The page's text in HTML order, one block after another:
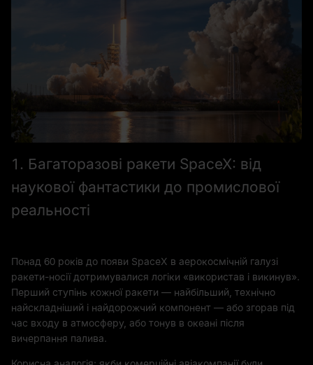
1. Багаторазові ракети SpaceX: від
наукової фантастики до промислової
реальності
Понад 60 років до появи SpaceX в аерокосмічній галузі
ракети-носії дотримувалися логіки «використав і викинув».
Перший ступінь кожної ракети — найбільший, технічно
найскладніший і найдорожчий компонент — або згорав під
час входу в атмосферу, або тонув в океані після
вичерпання палива.